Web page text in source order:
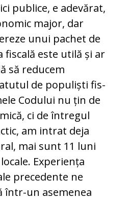
publice, e adevărat,
major, dar
unui pachet de
fiscală este utilă și ar
să re­du­cem
de populiști fis­
Codului nu țin de
ci de întregul
am intrat deja
mai sunt 11 luni
Experiența
pre­ce­den­te ne
într-un a­se­menea